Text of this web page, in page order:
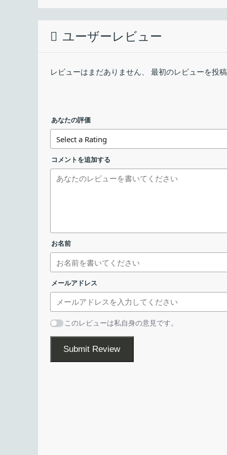
NoMachine の概要
NoMachine は、高速で使いやすいリモートデスク
きます。
機能
メイン機能
リモートデスクトップ接
オプション機能
リモートデスクトップの
音声のオン／オフ
NoMachine は、コンピュータにリモート接続して
クセスする必要がある場合に役に立つ、信頼性が高
リモート PC が目の前にあるかのようにデスクトッ
して、お気に入りのオーディオや動画ファイルを
視聴したりすることができます。
使いやすい リモートデスクトップソフト
働いている他の人と会う：
トで友達に共同作業をさせ、必要なファイル
フォルダ、ドライブ、デバイスは、マシン
ーカルプリンターに印刷します。またはそ
ンドライブ、スキャナー、およびすべてのデ
す。
して後で再生します。そこにたどり着く方
ョンを行います。または、クリックするだけ
ダウンロード数：
nomachine-personal-edition_10.0.57_2.dmg
公式サイト からダウンロード
1.インストール方法
インストーラを実行するとセットアップウィ
ライセンスが表示されます。「
ユーザーレビュー
レビューはまだありません、 最初のレビューを投
あなたの評価
コメントを追加する
お名前
メールアドレス
このレビューは私自身の意見です。
Submit Review